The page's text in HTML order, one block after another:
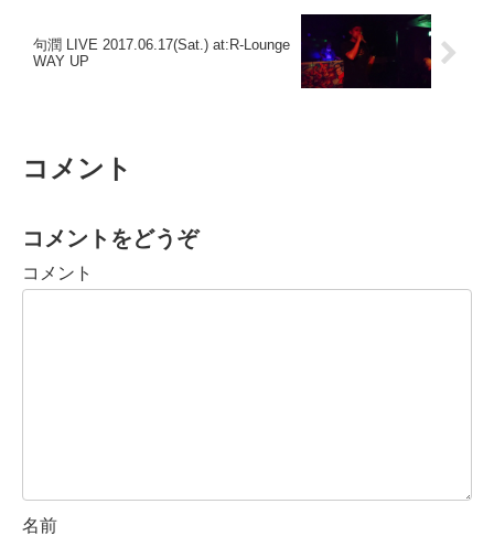
句潤 LIVE 2017.06.17(Sat.) at:R-Lounge
WAY UP
コメント
コメントをどうぞ
コメント
名前